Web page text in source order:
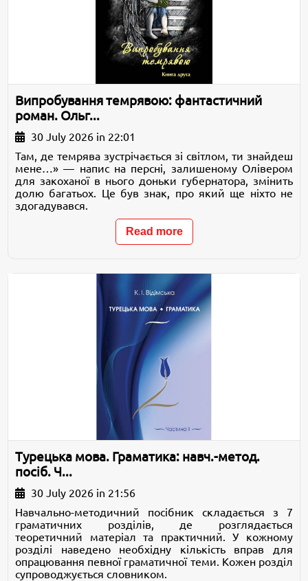
Випробування темрявою: фантастичний
роман. Ольг...
30 July 2026 in 22:01
Там, де темрява зустрічається зі світлом, ти знайдеш
мене…» — напис на персні, залишеному Олівером
для закоханої в нього доньки губернатора, змінить
долю багатьох. Це був знак, про який ще ніхто не
здогадувався.
Read more
Турецька мова. Граматика: навч.-метод.
посіб. Ч...
30 July 2026 in 21:56
Навчально-методичний посібник складається з 7
граматичних розділів, де розглядається
теоретичний матеріал та практичний. У кожному
розділі наведено необхідну кількість вправ для
опрацювання певної граматичної теми. Кожен розділ
супроводжується словником.